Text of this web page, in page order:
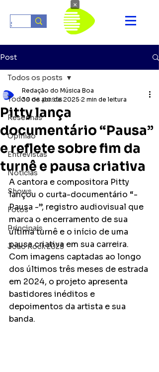
Post
Todos os posts
Resenhas
Opinião
Entrevistas
Notícias
Shows
Fotos
Principais
João Rock 2025
Todos os posts
Pitty lança
documentário “Pausa”
e reflete sobre fim da
turnê e pausa criativa
Redação do Música Boa
30 de abr. de 2025 2 min de leitura
A cantora e compositora Pitty
lançou o curta-documentário “-
Pausa -”, registro audiovisual que
marca o encerramento de sua
última turnê e o início de uma
pausa criativa em sua carreira.
Com imagens captadas ao longo
dos últimos três meses de estrada
em 2024, o projeto apresenta
bastidores inéditos e
depoimentos da artista e sua
banda.
×